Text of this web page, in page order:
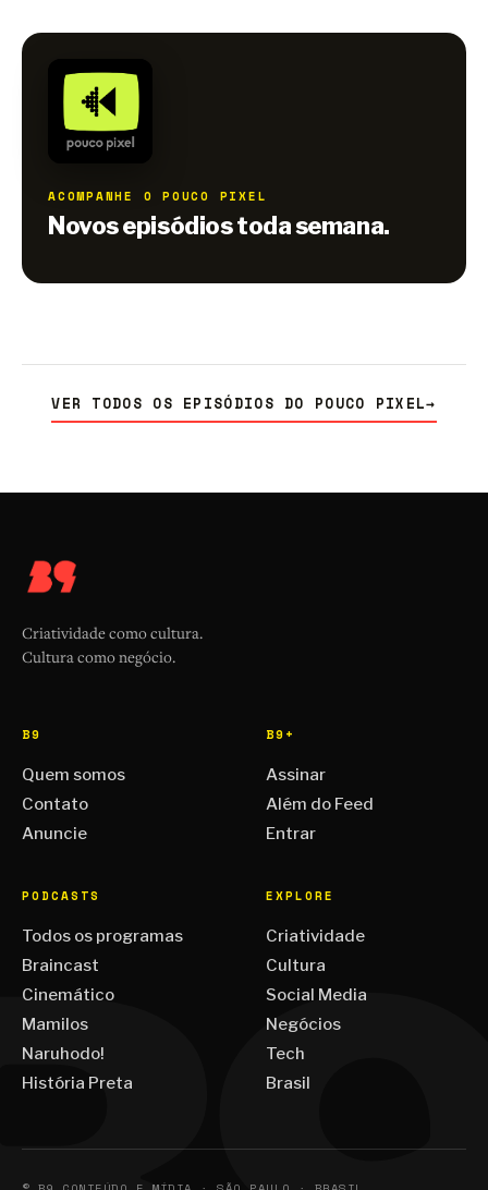
ACOMPANHE O POUCO PIXEL
Novos episódios toda semana.
VER TODOS OS EPISÓDIOS DO POUCO PIXEL→
Criatividade como cultura.
Cultura como negócio.
B9
Quem somos
Contato
Anuncie
B9+
Assinar
Além do Feed
Entrar
PODCASTS
Todos os programas
Braincast
Cinemático
Mamilos
Naruhodo!
História Preta
EXPLORE
Criatividade
Cultura
Social Media
Negócios
Tech
Brasil